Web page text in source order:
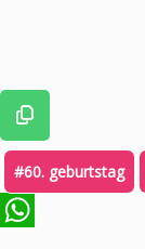
#60. geburtstag